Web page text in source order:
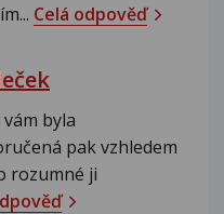
Celá odpověď
byla
pak vzhledem
rozumné ji